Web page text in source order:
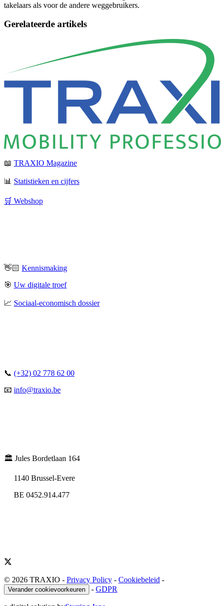
takelaars als voor de andere weggebruikers.
Gerelateerde artikels
📖 TRAXIO Magazine
📊 Statistieken en cijfers
🛒 Webshop
👋🏻 Kennismaking
🎯 Uw digitale troef
📈 Sociaal-economisch dossier
📞 (+32) 02 778 62 00
📧 info@traxio.be
🏛️ Jules Bordetlaan 164
1140 Brussel-Evere
BE 0452.914.477
© 2026 TRAXIO - Privacy Policy - Cookiebeleid -
Verander cookievoorkeuren - GDPR